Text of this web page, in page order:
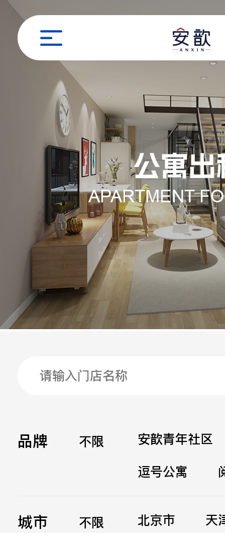
品牌 不限
安歆青年社区
逗号公寓
城市 不限 北京市
天
职位申请
姓名
手机
公司
邮箱
留言
立即提交